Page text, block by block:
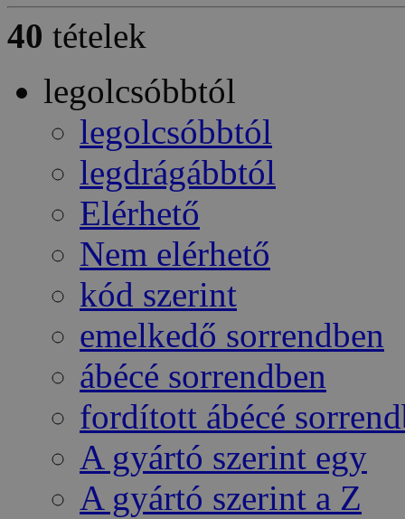
40 tételek
legolcsóbbtól
legolcsóbbtól
legdrágábbtól
Elérhető
Nem elérhető
kód szerint
emelkedő sorrendben
ábécé sorrendben
fordított ábécé
A gyártó szerint egy
A gyártó szerint a Z